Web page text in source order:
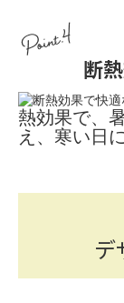
Point.4
断
熱効果で、
え、寒い日
デ